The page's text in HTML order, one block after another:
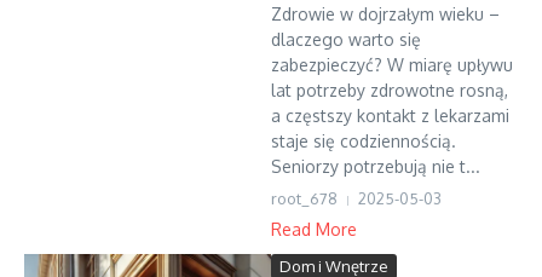
Zdrowie w dojrzałym wieku –
dlaczego warto się
zabezpieczyć? W miarę upływu
lat potrzeby zdrowotne rosną,
a częstszy kontakt z lekarzami
staje się codziennością.
Seniorzy potrzebują nie t...
root_678 2025-05-03
Read More
Dom i Wnętrze